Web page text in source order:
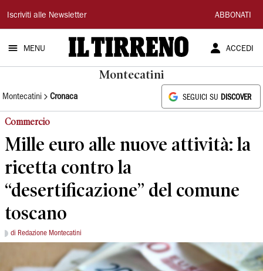
Il
Tirreno
Iscriviti alle Newsletter ABBONATI
MENU ACCEDI
Montecatini
Montecatini Cronaca SEGUICI SU DISCOVER
Commercio
Mille euro alle nuove attività: la
ricetta contro la
“desertificazione” del comune
toscano
di Redazione Montecatini